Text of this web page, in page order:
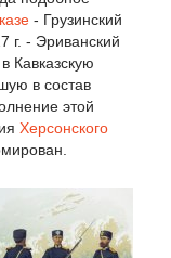
- Грузинский
г. - Эриванский
Кавказскую
в состав
этой
Херсонского